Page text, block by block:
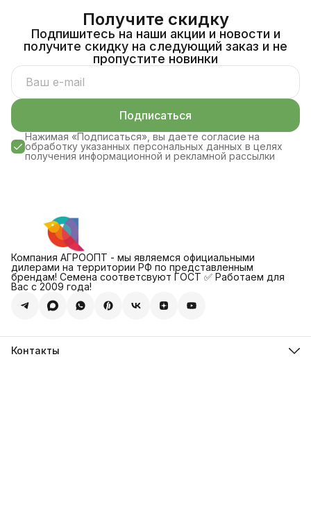
Получите скидку
Подпишитесь на наши акции и новости и
получите скидку на следующий заказ и не
пропустите новинки
Подписаться
Нажимая «Подписаться», вы даете согласие на
обработку указанных персональных данных в целях
получения информационной и рекламной рассылки
Компания АГРООПТ - мы являемся официальными
дилерами на территории РФ по представленным
брендам! Семена соответсвуют ГОСТ ✅ Работаем для
Вас с 2009 года!
Контакты